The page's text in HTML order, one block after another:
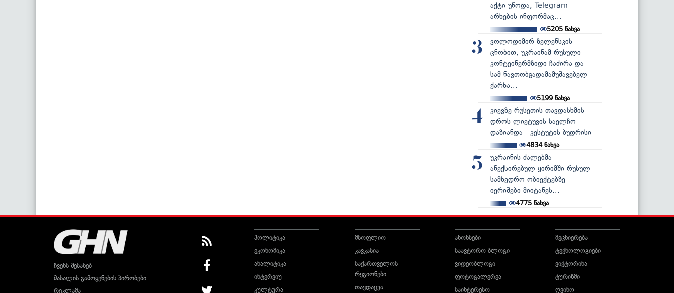
აქტი უწოდა, Telegram-
არხების ინფორმაც...
5205 ნახვა
3
ვოლოდიმირ ზელენსკის
ცნობით, უკრაინამ რუსული
კონტეინერმზიდი ჩაძირა და
სამ ნავთობგადამამუშავებელ
ქარხა...
5199ნახვა
4
კიევზე რუსეთის თავდასხმის
დროს ლიეტუვის საელჩო
დაზიანდა - კესტუტის ბუდრისი
4834ნახვა
5
უკრაინის ძალებმა
ანექსირებულ ყირიმში რუსულ
სამხედრო ობიექტებზე
იერიშები მიიტანეს...
4775 ნახვა
ჩვენს შესახებ
მასალის გამოყენების პირობები
რეკლამა
პოლიტიკა
ეკონომიკა
ანალიტიკა
ინტერვიუ
კულტურა
მსოფლიო
კავკასია
საქართველოს
რეგიონები
თავდაცვა
ანონსები
საავტორო ბლოგი
ვიდეობლოგი
ფოტოგალერეა
საინტერესო
მეცნიერება
ტექნოლოგიები
ვიქტორინა
ტურიზმი
ღვინო